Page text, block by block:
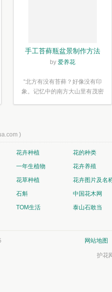
手工苔藓瓶盆景制作方法
by 爱养花
“北方有没有苔藓？好像没有印
象。记忆中的南方大山里有茂密
)
花卉种植
花的种类
一年生植物
花卉养殖
花草种植
花卉图片及名
石斛
中国花木网
TOM生活 泰山石敢当
网站地图
护花